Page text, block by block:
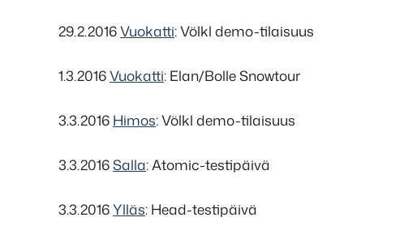
29.2.2016Vuokatti: Völkl demo-tilaisuus
1.3.2016Vuokatti: Elan/Bolle Snowtour
3.3.2016 Himos: Völkl demo-tilaisuus
3.3.2016Salla: Atomic-testipäivä
3.3.2016Ylläs: Head-testipäivä